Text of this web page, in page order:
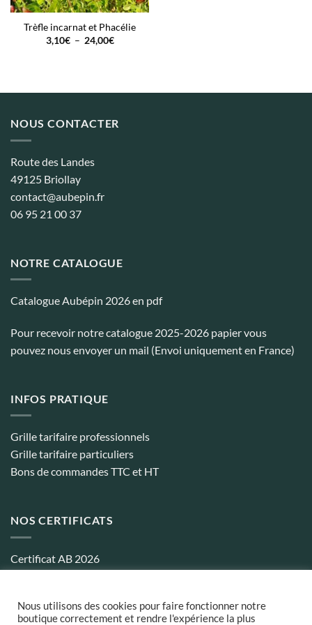
Trèfle incarnat et Phacélie
3,10€ – 24,00€Plage
NOUS CONTACTER
Route des Landes
49125 Briollay
contact@aubepin.fr
06 95 21 00 37
NOTRE CATALOGUE
Catalogue Aubépin 2026 en pdf
Pour recevoir notre catalogue 2025-2026 papier vous
pouvez nous envoyer un mail (Envoi uniquement en France)
INFOS PRATIQUE
Grille tarifaire professionnels
Grille tarifaire particuliers
Bons de commandes TTC et HT
NOS CERTIFICATS
Certificat AB 2026
Nous utilisons des cookies pour faire fonctionner notre
boutique correctement et rendre l'expérience la plus